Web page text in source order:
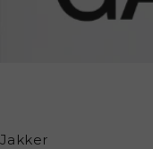
Jakker